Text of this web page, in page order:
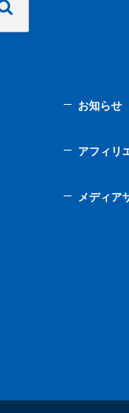
お知らせ
アフィリ
メディア